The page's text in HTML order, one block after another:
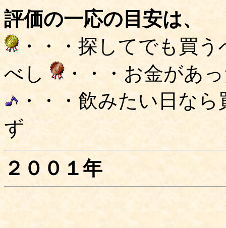
評価の一応の目安は、
・・・探してでも買
べし
・・・お金があ
・・・飲みたい日な
ず
２００１年